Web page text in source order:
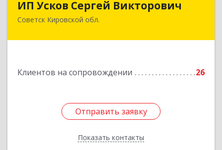
ИП Усков Сергей Викторович
Советск Кировской обл.
Клиентов на сопровождении 26
Отправить заявку
Показать контакты
613340, Кировская обл, Советск г, Дружбы ул,
Отправить заявку
Назад